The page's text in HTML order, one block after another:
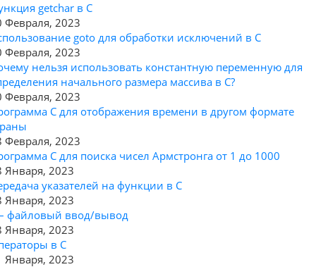
getchar в C
Февраля, 2023
goto для обработки исключений в C
Февраля, 2023
нельзя использовать константную переменную для
начального размера массива в C?
Февраля, 2023
C для отображения времени в другом формате
Февраля, 2023
C для поиска чисел Армстронга от 1 до 1000
Января, 2023
указателей на функции в C
Января, 2023
файловый ввод/вывод
Января, 2023
в C
Января, 2023